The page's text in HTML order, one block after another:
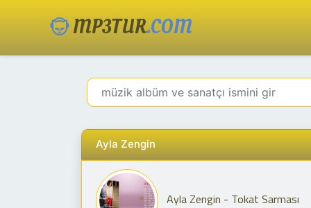
MP3TUR.COM
Ayla Zengin
Ayla Zengin - Tokat Sarması